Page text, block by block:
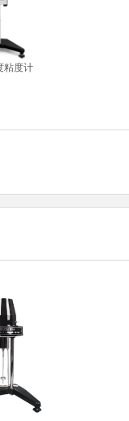
粘度计